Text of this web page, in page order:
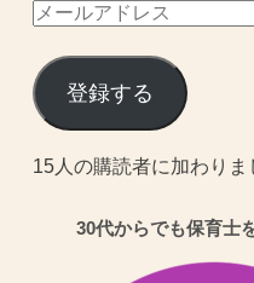
メ
ル
ア
ド
登録する
15人の購読者に加わりま
30代からでも保育士